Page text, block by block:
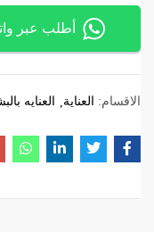
أطلب عبر
الاقسام: العناية العنايه